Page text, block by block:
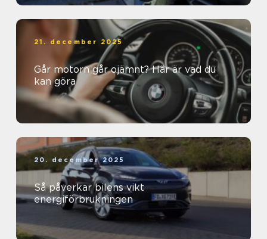
21. december 2025
Går motorn går ojämnt? Här är vad du
kan göra
20. december 2025
Så påverkar bilens vikt
energiförbrukningen